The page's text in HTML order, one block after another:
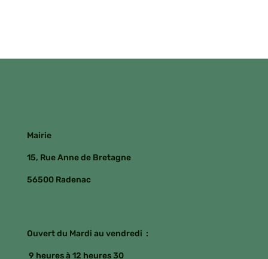
Mairie
15, Rue Anne de Bretagne
56500 Radenac
Ouvert du Mardi au vendredi :
9 heures à 12 heures 30